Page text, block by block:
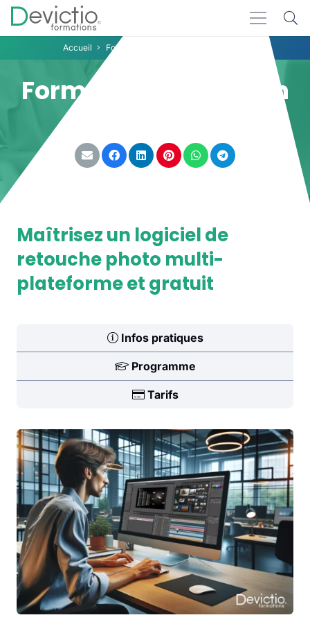
Accueil Formations
Formation Gimp Lyon
Maîtrisez un logiciel de
retouche photo multi-
plateforme et gratuit
Infos pratiques
Programme
Tarifs